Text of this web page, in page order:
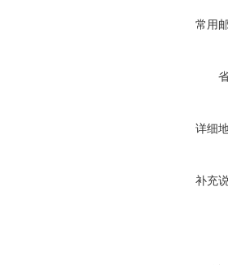
常用
详细
补充